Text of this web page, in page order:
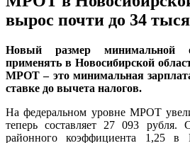
вырос почти до 34
Новый размер минимальной
применять в Новосибирской
МРОТ – это минимальная
ставке до вычета налогов.
На федеральном уровне МРОТ
теперь составляет 27 093
районного коэффициента 1,25 в